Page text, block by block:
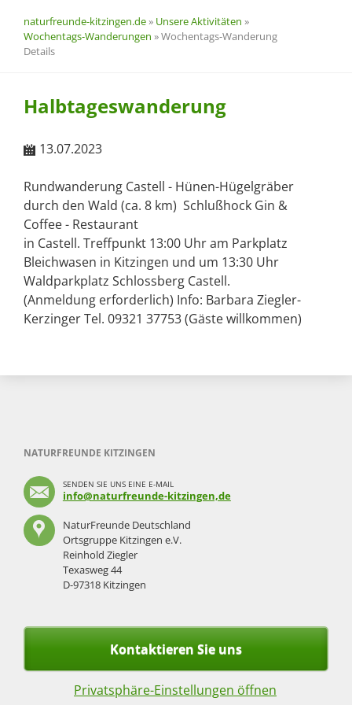
naturfreunde-kitzingen.de» Unsere Aktivitäten »
Wochentags-Wanderungen »Wochentags-Wanderung
Details
Halbtageswanderung
13.07.2023
Rundwanderung Castell - Hünen-Hügelgräber
durch den Wald (ca. 8 km) Schlußhock Gin &
Coffee - Restaurant
in Castell. Treffpunkt 13:00 Uhr am Parkplatz
Bleichwasen in Kitzingen und um 13:30 Uhr
Waldparkplatz Schlossberg Castell.
(Anmeldung erforderlich) Info: Barbara Ziegler-
Kerzinger Tel. 09321 37753 (Gäste willkommen)
NATURFREUNDE KITZINGEN
SENDEN SIE UNS EINE E-MAIL
info@naturfreunde-kitzingen,de
NaturFreunde Deutschland
Ortsgruppe Kitzingen e.V.
Reinhold Ziegler
Texasweg 44
D-97318 Kitzingen
Kontaktieren Sie uns
Privatsphäre-Einstellungen öffnen